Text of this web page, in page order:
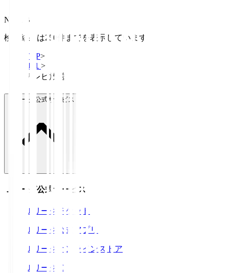
NHK BS
検索結果は250件までを表示しています
TOP>
Ｊ１ >
テレビ放送
Ｊリーグ公式サービス
Ｊリーグ公式サービス
Ｊリーグチケット
Ｊリーグ公式アプリ
Ｊリーグオンラインストア
ＪリーグID